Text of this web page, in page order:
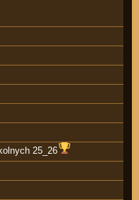
25_26